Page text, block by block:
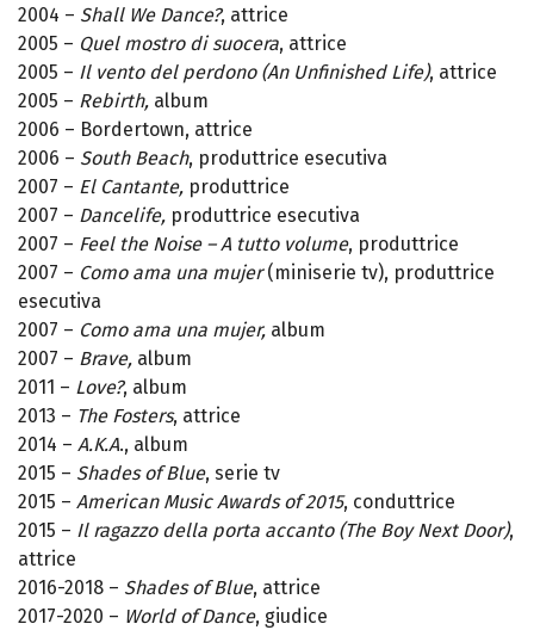
2004 – Shall We Dance?, attrice
2005 – Quel mostro di suocera, attrice
2005 – Il vento del perdono (An Unfinished Life), attrice
2005 – Rebirth, album
2006 – Bordertown, attrice
2006 – South Beach, produttrice esecutiva
2007 – El Cantante, produttrice
2007 – Dancelife, produttrice esecutiva
2007 – Feel the Noise – A tutto volume, produttrice
2007 – Como ama una mujer(miniserie tv), produttrice
esecutiva
2007 – Como ama una mujer, album
2007 – Brave, album
2011 – Love?, album
2013 – The Fosters, attrice
2014 – A.K.A., album
2015 – Shades of Blue, serie tv
2015 – American Music Awards of 2015, conduttrice
2015 – Il ragazzo della porta accanto (The Boy Next Door),
attrice
2016-2018 – Shades of Blue, attrice
2017-2020 – World of Dance, giudice